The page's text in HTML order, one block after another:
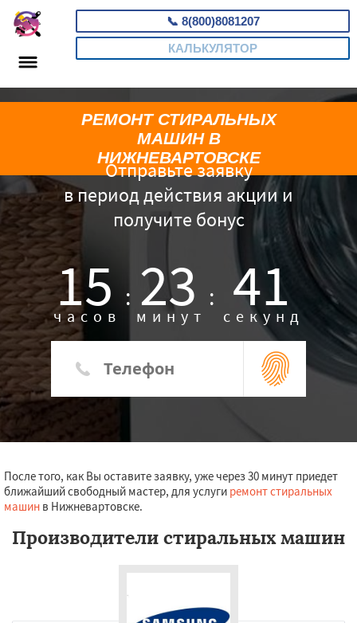
📞 8(800)8081207
КАЛЬКУЛЯТОР
Отправьте заявку
в период действия акции и
получите бонус
15 :
часов 23 :
минут 40
секунд
РЕМОНТ СТИРАЛЬНЫХ
МАШИН В
НИЖНЕВАРТОВСКЕ
После того, как Вы оставите заявку, уже через 30 минут приедет
ближайший свободный мастер, для услуги ремонт стиральных
машин в Нижневартовске.
Производители стиральных машин